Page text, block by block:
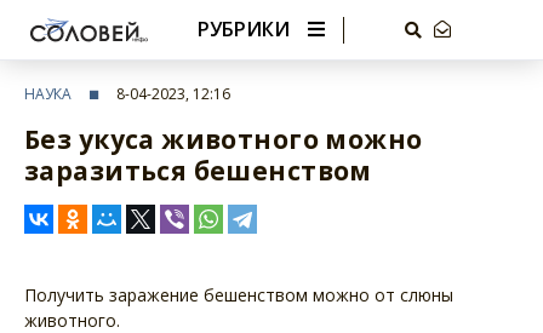
РУБРИКИ
НАУКА 8-04-2023, 12:16
Без укуса животного можно
заразиться бешенством
Получить заражение бешенством можно от слюны
животного.